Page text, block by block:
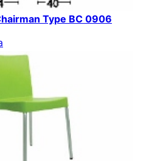
Type BC 0906